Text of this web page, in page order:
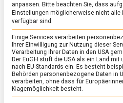
ERNÄHRUNG & GESUNDHEIT /
Hartkeks und
11. November 2022
anpassen. Bitte beachten Sie, dass
Einstellungen möglicherweise nicht alle
verfügbar sind.
Einige Services verarbeiten
Ihrer Einwilligung zur Nutzung dieser
Verarbeitung Ihrer Daten in den USA
Der EuGH stuft die USA als ein Land
nach EU-Standards ein. Es besteht
Behörden personenbezogene Daten in
verarbeiten, ohne dass für
Klagemöglichkeit besteht.